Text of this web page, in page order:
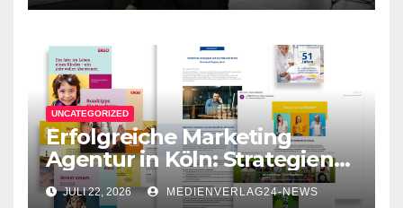
on
UNCATEGORIZED
Erfolgreiche Marketing
Agentur in Köln: Strategien
für Ihr Unternehmen
JULI 22, 2026 MEDIENVERLAG24-NEWS